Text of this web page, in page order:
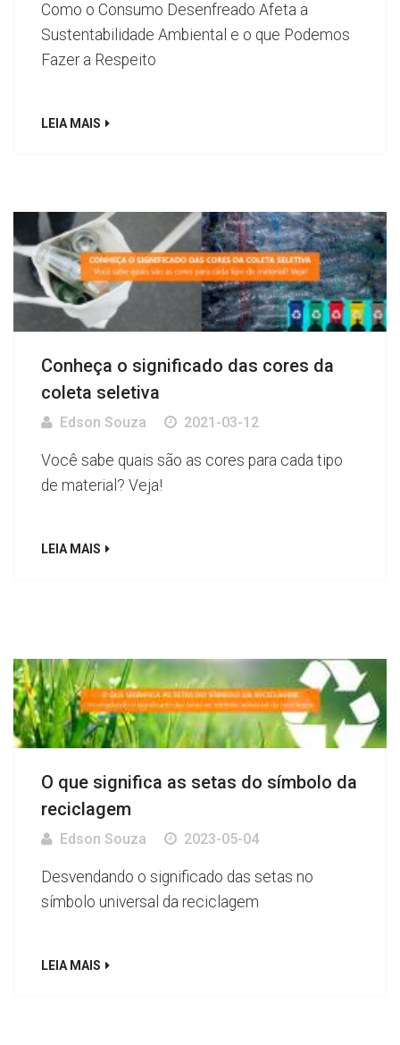
Como o Consumo Desenfreado Afeta a
Sustentabilidade Ambiental e o que Podemos
Fazer a Respeito
LEIA MAIS
Conheça o significado das cores da
coleta seletiva
Edson Souza 2021-03-12
Você sabe quais são as cores para cada tipo
de material? Veja!
LEIA MAIS
O que significa as setas do símbolo da
reciclagem
Edson Souza 2023-05-04
Desvendando o significado das setas no
símbolo universal da reciclagem
LEIA MAIS